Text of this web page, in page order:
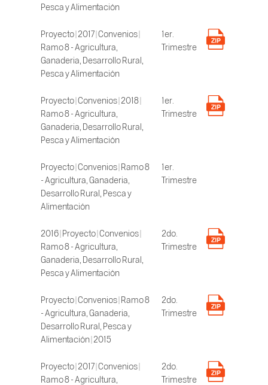
Pesca y Alimentación
Proyecto | 2017 | Convenios |
Ramo 8 - Agricultura,
Ganaderia, Desarrollo Rural,
Pesca y Alimentación
1er.
Trimestre
Proyecto | Convenios | 2018 |
Ramo 8 - Agricultura,
Ganaderia, Desarrollo Rural,
Pesca y Alimentación
1er.
Trimestre
Proyecto | Convenios | Ramo 8
- Agricultura, Ganaderia,
Desarrollo Rural, Pesca y
Alimentación
1er.
Trimestre
2016 | Proyecto | Convenios |
Ramo 8 - Agricultura,
Ganaderia, Desarrollo Rural,
Pesca y Alimentación
2do.
Trimestre
Proyecto | Convenios | Ramo 8
- Agricultura, Ganaderia,
Desarrollo Rural, Pesca y
Alimentación | 2015
2do.
Trimestre
Proyecto | 2017 | Convenios |
Ramo 8 - Agricultura,
2do.
Trimestre